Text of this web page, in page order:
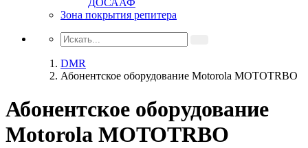
ДОСААФ
Зона покрытия репитера
DMR
Абонентское оборудование Motorola MOTOTRBO
Абонентское оборудование
Motorola MOTOTRBO